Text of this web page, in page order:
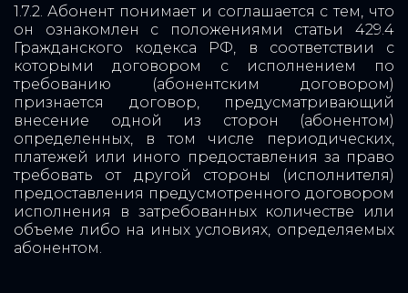
1.7.2. Абонент понимает и соглашается с тем, что
он ознакомлен с положениями статьи 429.4
Гражданского кодекса РФ, в соответствии с
которыми договором с исполнением по
требованию (абонентским договором)
признается договор, предусматривающий
внесение одной из сторон (абонентом)
определенных, в том числе периодических,
платежей или иного предоставления за право
требовать от другой стороны (исполнителя)
предоставления предусмотренного договором
исполнения в затребованных количестве или
объеме либо на иных условиях, определяемых
абонентом.